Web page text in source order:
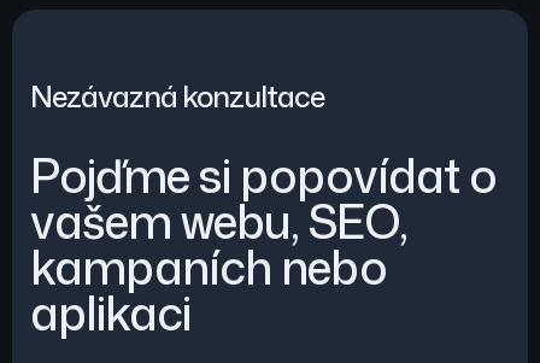
Nezávazná konzultace
Pojďme si popovídat o
vašem webu, SEO,
kampaních nebo
aplikaci